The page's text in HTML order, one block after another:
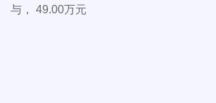
与， 49.00万元